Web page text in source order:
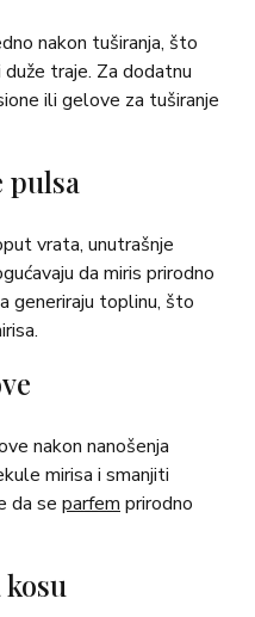
nakon tuširanja, što
traje. Za dodatnu
ili gelove za tuširanje
pulsa
vrata, unutrašnje
da miris prirodno
generiraju toplinu, što
nakon nanošenja
mirisa i smanjiti
da se parfem prirodno